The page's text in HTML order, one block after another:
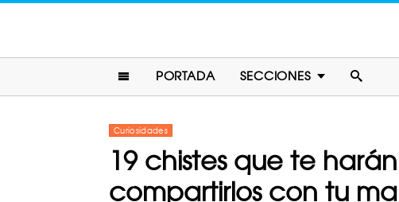
PORTADA SECCIONES
Curiosidades
19 chistes que te
compartirlos con tu